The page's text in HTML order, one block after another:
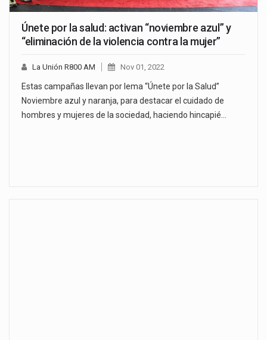
Únete por la salud: activan “noviembre azul” y
“eliminación de la violencia contra la mujer”
La Unión R800 AM Nov 01, 2022
Estas campañas llevan por lema “Únete por la Salud”
Noviembre azul y naranja, para destacar el cuidado de
hombres y mujeres de la sociedad, haciendo hincapié…